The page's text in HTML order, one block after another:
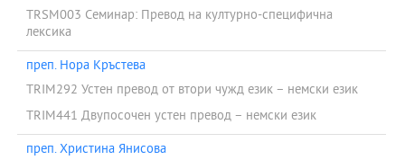
TRSM003 Семинар: Превод на културно-специфична
лексика
преп. Нора Кръстева
TRIM292 Устен превод от втори чужд език – немски език
TRIM441 Двупосочен устен превод – немски език
преп. Христина Янисова